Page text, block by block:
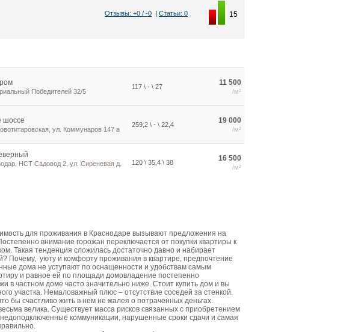
Отзывы: +0 / -0 | Статьи: 0 15
Победителей 32/5
117 \ - \ 27 11 500
/м²
шоссе
ул. Коммунаров 147 а
259,2 \ - \ 22,4 19 000
/м²
НСТ Садовод 2, ул. Сиреневая д.
120 \ 35,4 \ 38 16 500
/м²
для проживания в Краснодаре вызывают предложения на
внимание горожан переключается от покупки квартиры к
Такая тенденция сложилась достаточно давно и набирает
Почему, уюту и комфорту проживания в квартире, предпочтение
дома не уступают по оснащенности и удобствам самым
и равное ей по площади домовладение постепенно
в частном доме часто значительно ниже. Стоит купить дом и вы
участка. Немаловажный плюс – отсутствие соседей за стенкой.
бы счастливо жить в нем не жалея о потраченных деньгах.
велика. Существует масса рисков связанных с приобретением
коммуникации, нарушенные сроки сдачи и самая